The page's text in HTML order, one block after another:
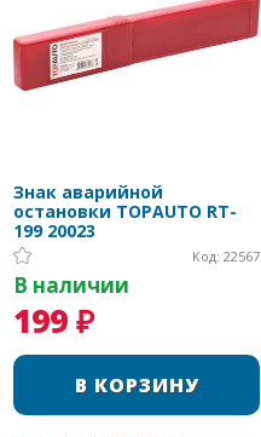
Знак аварийной
остановки TOPAUTO RT-
199 20023
Код: 22567
В наличии
199 ₽